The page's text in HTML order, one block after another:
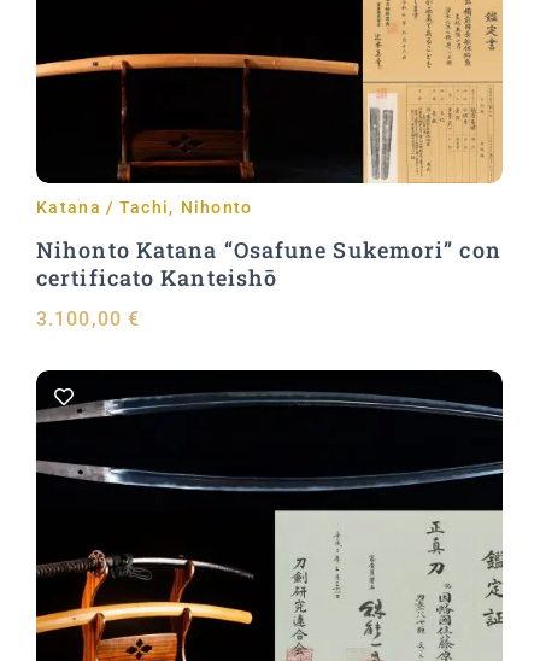
Katana / Tachi, Nihonto
Nihonto Katana “Osafune Sukemori” con
certificato Kanteishō
3.100,00 €
Aggiungi al carrello